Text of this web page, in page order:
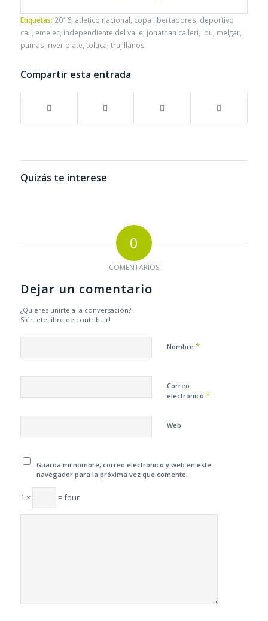
Etiquetas: 2016, atletico nacional copa libertadores deportivo
cali emelec, independiente del valle jonathan calleri ldu melgar,
pumas river plate toluca trujillanos
Compartir esta entrada
Quizás te interese
0
COMENTARIOS
Dejar un comentario
¿Quieres unirte a la conversación?
Siéntete libre de contribuir!
Nombre *
Correo
electrónico *
Web
Guarda mi nombre, correo electrónico y web en este
navegador para la próxima vez que comente.
1 × = four